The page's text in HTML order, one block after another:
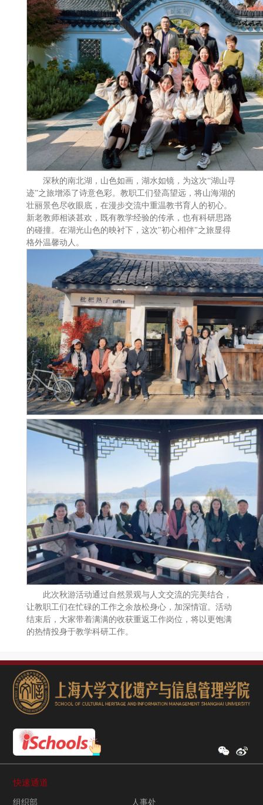
深秋的南北湖，山色如画，湖水如镜，为这次“湖山寻
迹”之旅增添了诗意色彩。教职工们登高望远，将山海湖的
壮丽景色尽收眼底，在漫步交流中重温教书育人的初心。
新老教师相谈甚欢，既有教学经验的传承，也有科研思路
的碰撞。在湖光山色的映衬下，这次"初心相伴"之旅显得
格外温馨动人。
此次秋游活动通过自然景观与人文交流的完美结合，
让教职工们在忙碌的工作之余放松身心，加深情谊。活动
结束后，大家带着满满的收获重返工作岗位，将以更饱满
的热情投身于教学科研工作。
快速通道
组织部 人事处